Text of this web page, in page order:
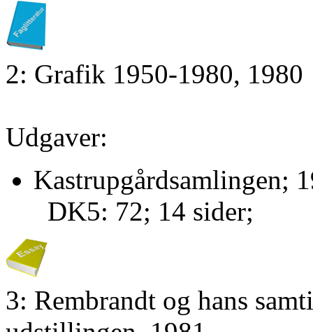
2: Grafik 1950-1980, 1980
Udgaver:
Kastrupgårdsamlingen;
DK5: 72; 14 sider;
3: Rembrandt og hans